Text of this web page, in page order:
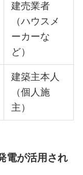
建売業者
（ハウスメ
ーカーな
ど）
建築主本人
（個人施
主）
電が活用され